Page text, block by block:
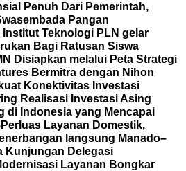
Penuh Dari Pemerintah,
Pangan
Institut Teknologi PLN gelar
Bagi Ratusan Siswa
Disiapkan melalui Peta Strategi
Bermitra dengan Nihon
Konektivitas Investasi
Realisasi Investasi Asing
di Indonesia yang Mencapai
Perluas Layanan Domestik,
langsung Manado–
Kunjungan Delegasi
Layanan Bongkar